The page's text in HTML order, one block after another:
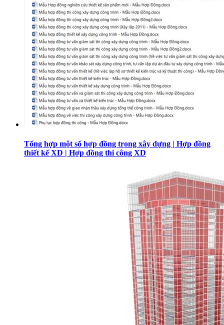
Tổng hợp một số hợp đồng trong xây dựng | Hợp đồng
thiết kế XD | Hợp đồng thi công XD